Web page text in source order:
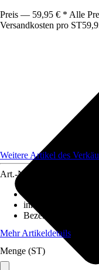
Preis — 59,95 € * Alle
Versandkosten pro ST
Weitere Artikel des
Art.-Nr.
inklusive
Bezeichnung
Mehr Artikeldetails
Menge (ST)